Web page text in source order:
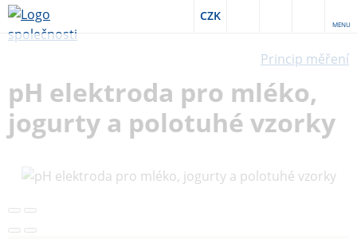
CZK
MENU
Princip měření
pH elektroda pro mléko,
jogurty a polotuhé vzorky